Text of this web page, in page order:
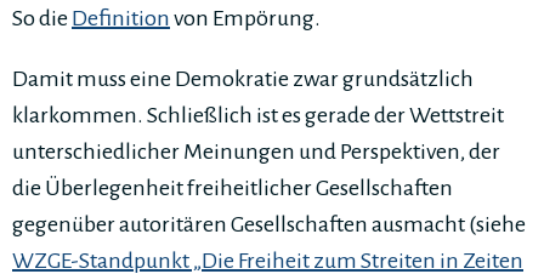
So die Definition von Empörung.
Damit muss eine Demokratie zwar grundsätzlich
klarkommen. Schließlich ist es gerade der Wettstreit
unterschiedlicher Meinungen und Perspektiven, der
die Überlegenheit freiheitlicher Gesellschaften
gegenüber autoritären Gesellschaften ausmacht (siehe
WZGE-Standpunkt „Die Freiheit zum Streiten in Zeiten